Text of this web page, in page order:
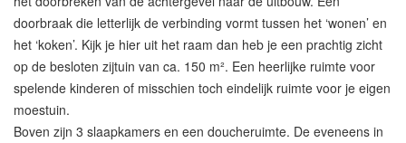
doorbraak die letterlijk de verbinding vormt tussen het ‘wonen’ en
het ‘koken’. Kijk je hier uit het raam dan heb je een prachtig zicht
op de besloten zijtuin van ca. 150 m². Een heerlijke ruimte voor
spelende kinderen of misschien toch eindelijk ruimte voor je eigen
moestuin.
Boven zijn 3 slaapkamers en een doucheruimte. De eveneens in